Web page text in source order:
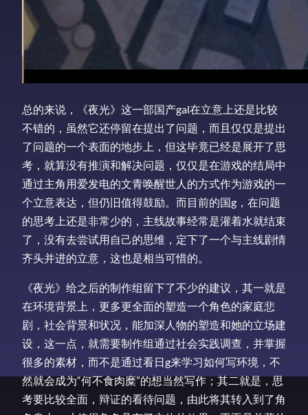
总的来说，《夜光》这一部国产gal在立意上还是比较
不错的，虽然它还停留在提出了问题，而且仅仅是提出
了问题的一个表面的地步上，但这毕竟已经是展开了思
考，就算没有推演和解决问题，仅仅是在游戏的结局中
通过主角用爱发电的文青唤醒世人的方式作为游戏的一
个立意表达，但仍旧值得鼓励。而目前的国g，在问题
的思考上还是非常少的，主线故事经常是灌着水就结束
了，没有去尝试用自己的思维，定下了一个与主线剧情
齐头并进的立意，这也是相当可惜的。
《夜光》给之后的制作组留下了不少的建议，其一就是
在环境背景上，更多更全面的塑造一个角色的家庭悲
剧，社会背景和状况，能加深人物的塑造和她的立场建
设，这一点，就需要制作组通过社会实践调查，并掌握
很多的素材，而不是通过看日g来学习如何写环境，不
然就会成为“何不食肉糜”的想当然写作；其二就是，思
考要比较全面，辩证的看待问题，由此将其转入到了角